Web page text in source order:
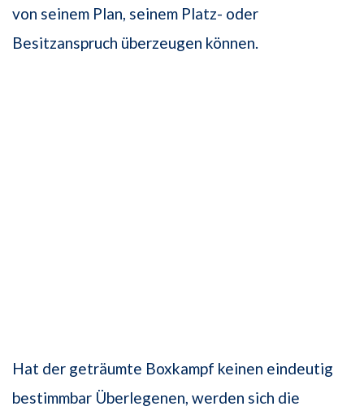
von seinem Plan, seinem Platz- oder
Besitzanspruch überzeugen können.
Hat der geträumte Boxkampf keinen eindeutig
bestimmbar Überlegenen, werden sich die